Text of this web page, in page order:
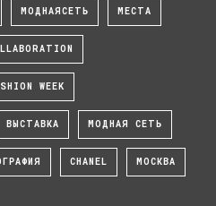
МОДНАЯСЕТЬ МЕСТА
WEEK
ВЫСТАВКА МОДНАЯ СЕТЬ
CHANEL МОСКВА